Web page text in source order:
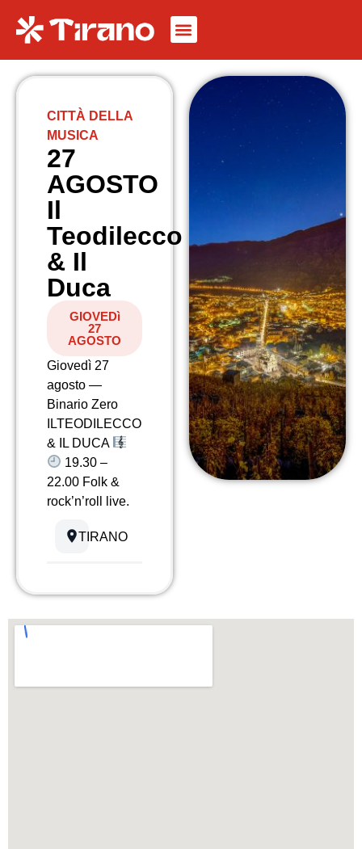
CITTÀ DELLA
MUSICA
27
AGOSTO
Il
Teodilecco
& Il
Duca
GIOVEDì
27
AGOSTO
Giovedì 27
agosto —
Binario Zero
ILTEODILECCO
& IL DUCA
19.30 –
22.00 Folk &
rock’n’roll live.
TIRANO